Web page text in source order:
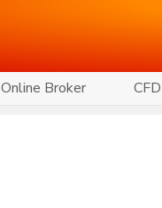
Online Broker